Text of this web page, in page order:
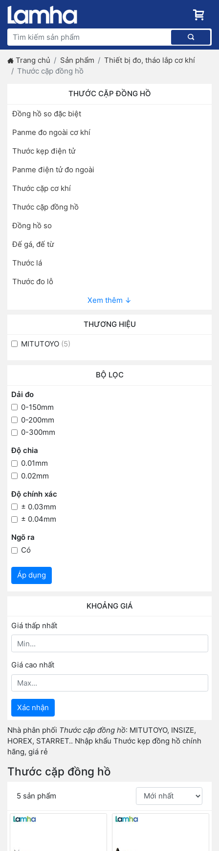
Trang chủ Sản phẩm
Thiết bị đo, tháo lắp cơ khí
Thước cặp đồng hồ
THƯỚC CẶP ĐỒNG HỒ
Đồng hồ so đặc biệt
Panme đo ngoài cơ khí
Thước kẹp điện tử
Panme điện tử đo ngoài
Thước cặp cơ khí
Thước cặp đồng hồ
Đồng hồ so
Đế gá, đế từ
Thước lá
Thước đo lỗ
Xem thêm ↓
THƯƠNG HIỆU
MITUTOYO (5)
BỘ LỌC
Dải đo
0-150mm
0-200mm
0-300mm
Độ chia
0.01mm
0.02mm
Độ chính xác
± 0.03mm
± 0.04mm
Ngõ ra
Có
Áp dụng
KHOẢNG GIÁ
Giá thấp nhất
Giá cao nhất
Xác nhận
Nhà phân phối Thước cặp đồng hồ: MITUTOYO, INSIZE,
HOREX, STARRET.. Nhập khẩu Thước kẹp đồng hồ chính
hãng, giá rẻ
Thước cặp đồng hồ
5 sản phẩm